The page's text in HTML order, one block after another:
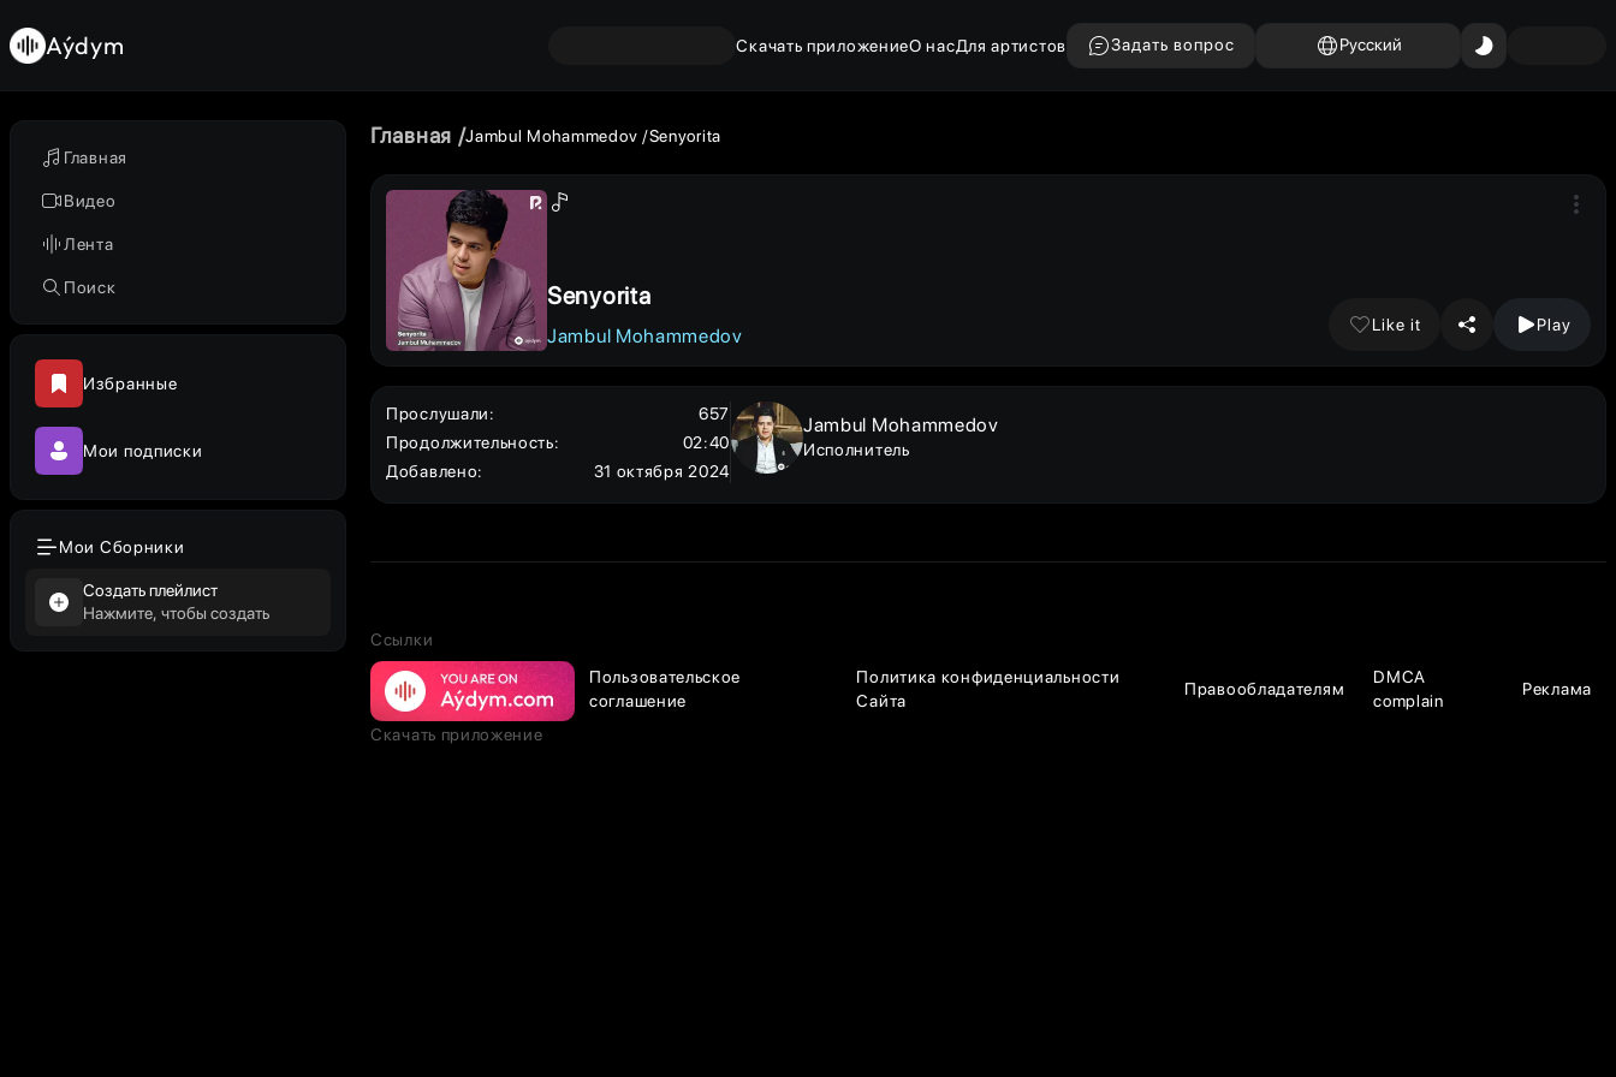
Главная
Видео
Лента
Поиск
Избранные
Мои подписки
Мои Сборники
Создать плейлист
Нажмите, чтобы создать
Aýdym Скачать приложениеО насДля артистов Задать вопрос Русский
Главная Jambul Mohammedov Senyorita
Senyorita
Jambul Mohammedov
Like it Play
Прослушали:
657
Продолжительность:
02:40
Добавлено: 31 октября 2024
Jambul Mohammedov
Исполнитель
Ссылки
Пользовательское
соглашение
Политика конфиденциальности
Сайта
Правообладателям
DMCA
complain
Реклама
Скачать приложение